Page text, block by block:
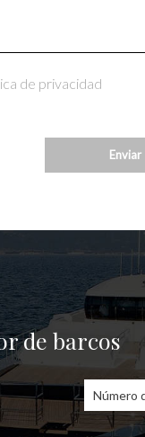
de privacidad
de barcos
Número